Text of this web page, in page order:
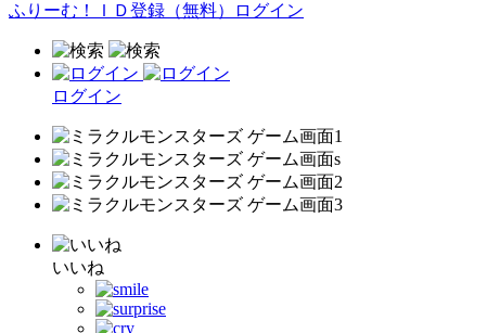
ふりーむ！ＩＤ登録（無料） ログイン
ログイン
いいね